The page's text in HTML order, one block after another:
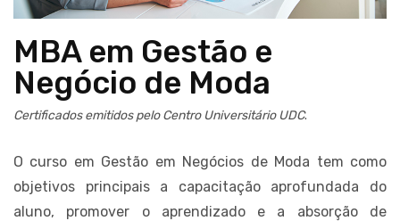
MBA em Gestão e
Negócio de Moda
Certificados emitidos pelo Centro Universitário UDC.
O curso em Gestão em Negócios de Moda tem como
objetivos principais a capacitação aprofundada do
aluno, promover o aprendizado e a absorção de